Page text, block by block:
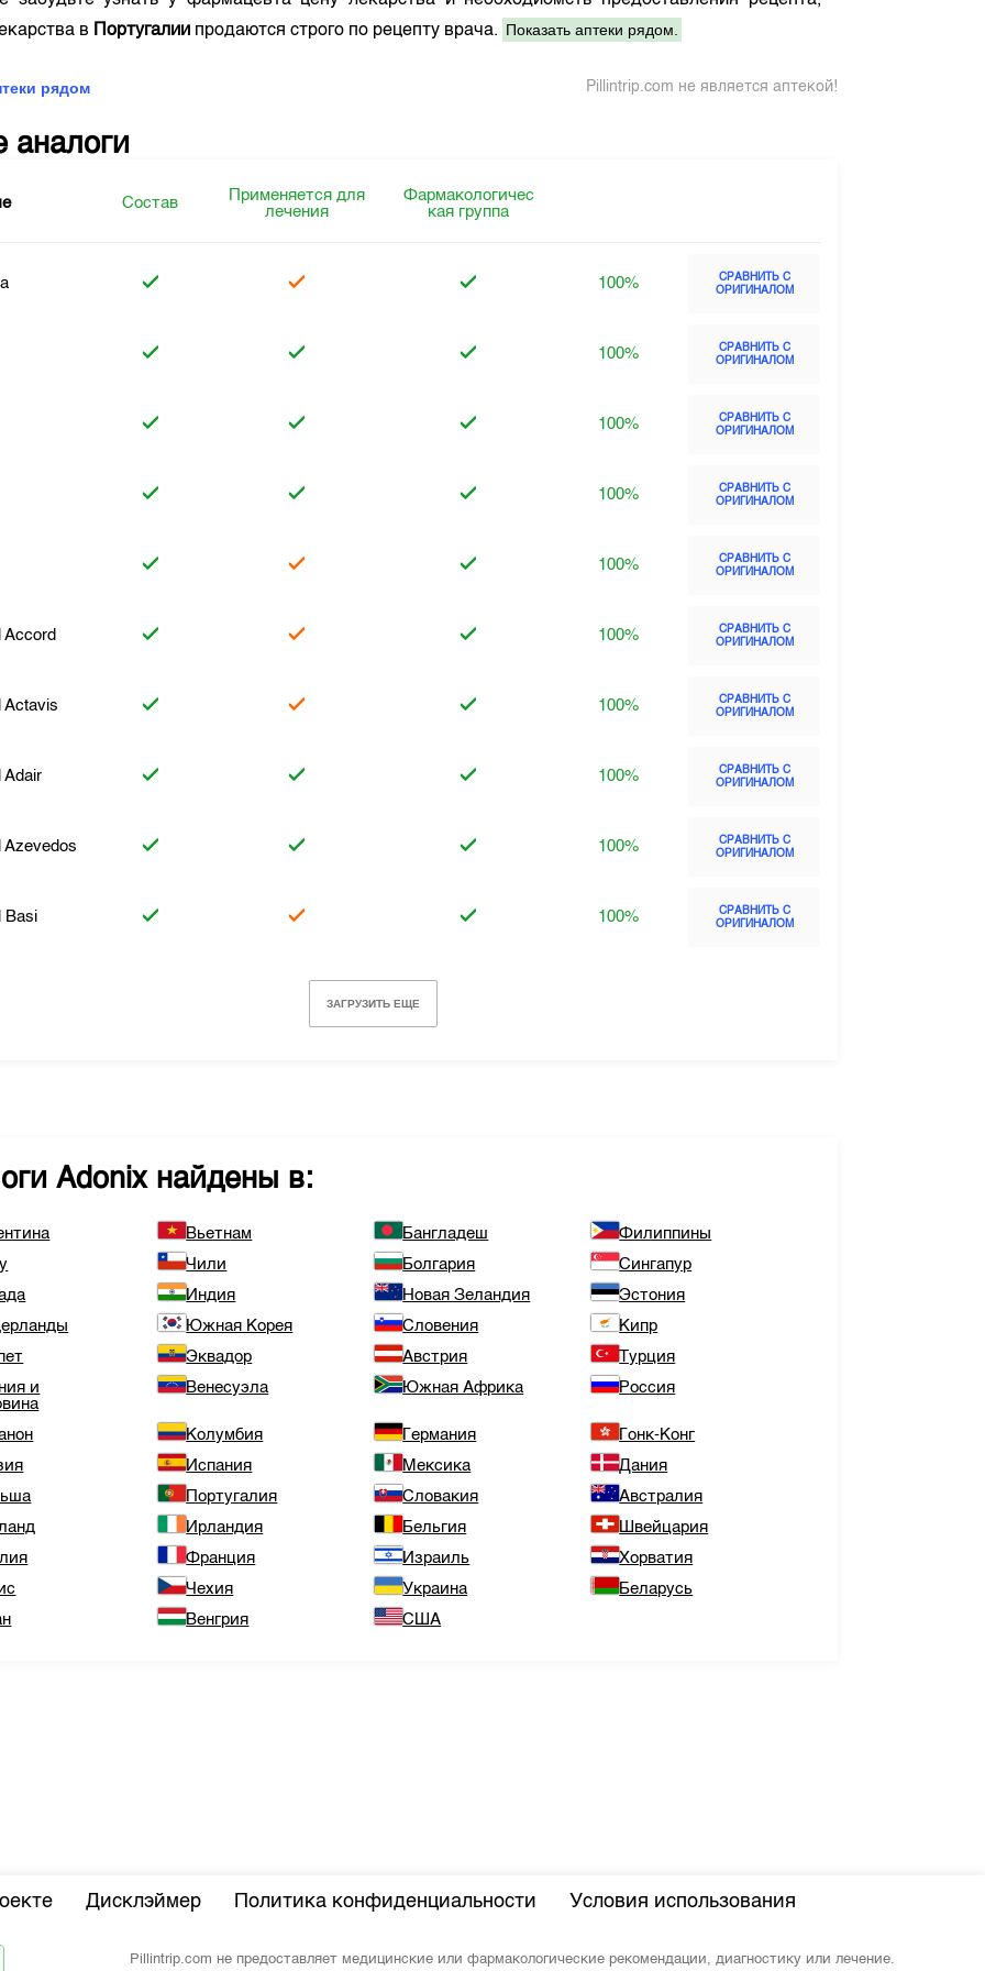
в
Португалии продаются строго по рецепту врача. Показать аптеки рядом.
рядом Pillintrip.com не является аптекой!
аналоги
Состав
Применяется для
лечения
Фармакологичес
кая группа
100%
СРАВНИТЬ С
ОРИГИНАЛОМ
100%
СРАВНИТЬ С
ОРИГИНАЛОМ
100%
СРАВНИТЬ С
ОРИГИНАЛОМ
100%
СРАВНИТЬ С
ОРИГИНАЛОМ
100%
СРАВНИТЬ С
ОРИГИНАЛОМ
Accord 100%
СРАВНИТЬ С
ОРИГИНАЛОМ
Actavis 100%
СРАВНИТЬ С
ОРИГИНАЛОМ
Adair 100%
СРАВНИТЬ С
ОРИГИНАЛОМ
Azevedos 100%
СРАВНИТЬ С
ОРИГИНАЛОМ
Basi 100%
СРАВНИТЬ С
ОРИГИНАЛОМ
ЗАГРУЗИТЬ ЕЩЕ
Adonixнайдены в:
Вьетнам Бангладеш
Филиппины
Чили Болгария
Сингапур
Индия Новая Зеландия
Эстония
Южная Корея Словения
Кипр
Эквадор Австрия
Турция
и
Венесуэла Южная Африка Россия
Колумбия Германия
Гонк-Конг
Испания Мексика
Дания
Португалия Словакия
Австралия
Ирландия Бельгия
Швейцария
Франция Израиль
Хорватия
Чехия Украина
Беларусь
Венгрия США
Дисклэймер Политика конфиденциальности Условия использования
Pillintrip.com не предоставляет медицинские или фармакологические рекомендации, диагностику или лечение.